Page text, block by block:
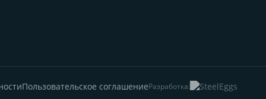
Пользовательское соглашениеРазработка: